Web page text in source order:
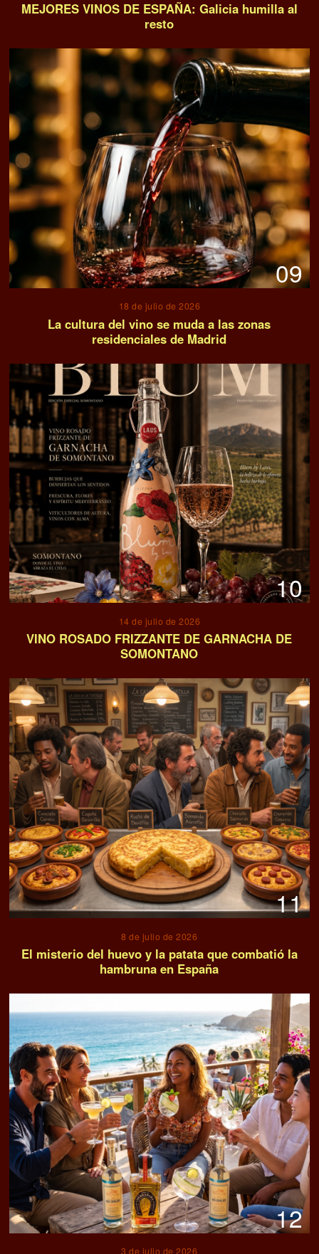
MEJORES VINOS DE ESPAÑA: Galicia humilla al
resto
09
18 de julio de 2026
La cultura del vino se muda a las zonas
residenciales de Madrid
10
14 de julio de 2026
VINO ROSADO FRIZZANTE DE GARNACHA DE
SOMONTANO
11
8 de julio de 2026
El misterio del huevo y la patata que combatió la
hambruna en España
12
3 de julio de 2026